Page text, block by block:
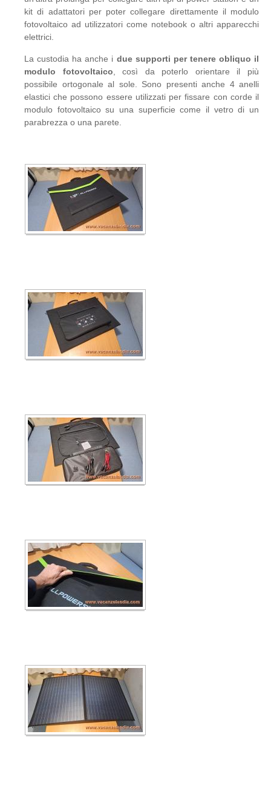
kit di adattatori per poter collegare direttamente il modulo
fotovoltaico ad utilizzatori come notebook o altri apparecchi
elettrici.
La custodia ha anche i due supporti per tenere obliquo il
modulo fotovoltaico , così da poterlo orientare il più
possibile ortogonale al sole. Sono presenti anche 4 anelli
elastici che possono essere utilizzati per fissare con corde il
modulo fotovoltaico su una superficie come il vetro di un
parabrezza o una parete.